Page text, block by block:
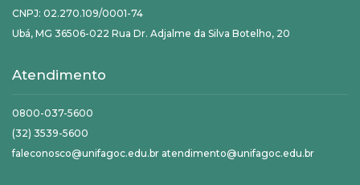
CNPJ: 02.270.109/0001-74
Ubá, MG 36506-022 Rua Dr. Adjalme da Silva Botelho, 20
Atendimento
0800-037-5600
(32) 3539-5600
faleconosco@unifagoc.edu.br atendimento@unifagoc.edu.br